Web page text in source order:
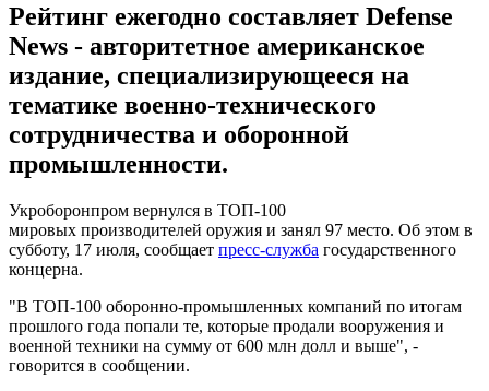
Рейтинг ежегодно составляет Defense
News - авторитетное американское
издание, специализирующееся на
тематике военно-технического
сотрудничества и оборонной
промышленности.
Укроборонпром вернулся в ТОП-100
мировых производителей оружия и занял 97 место. Об этом в
субботу, 17 июля, сообщает пресс-служба государственного
концерна.
"В ТОП-100 оборонно-промышленных компаний по итогам
прошлого года попали те, которые продали вооружения и
военной техники на сумму от 600 млн долл и выше", -
говорится в сообщении.